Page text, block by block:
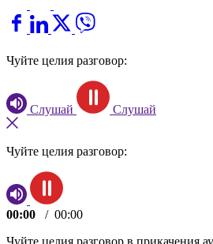
Чуйте целия разговор:
Слушай Слушай
Чуйте целия разговор:
00:00 / 00:00
Чуйте целия разговор в прикачения